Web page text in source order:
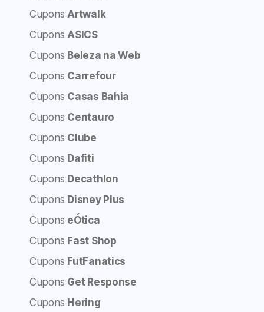
CuponsArtwalk
CuponsASICS
Cupons Beleza na Web
Cupons Carrefour
Cupons Casas Bahia
Cupons Centauro
Cupons Clube
Cupons Dafiti
Cupons Decathlon
Cupons Disney Plus
Cupons eÓtica
Cupons Fast Shop
Cupons FutFanatics
Cupons Get Response
Cupons Hering